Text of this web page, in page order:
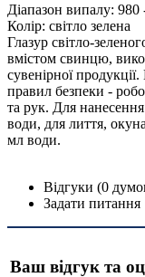
Діапазон випалу: 980
Колір: світло зелена
Глазур світло-
вмістом свинцю,
сувенірної
правил безпеки -
та рук. Для
води, для лиття,
мл води.
Відгуки (0
Задати питання
Ваш відгук та